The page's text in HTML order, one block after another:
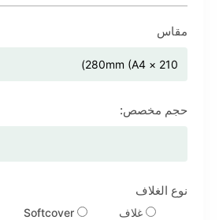
مقاس
حجم مخصص:
نوع الغلاف
غلاف Softcover